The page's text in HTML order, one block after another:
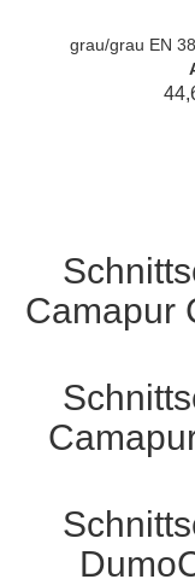
grau/grau EN
Camapur